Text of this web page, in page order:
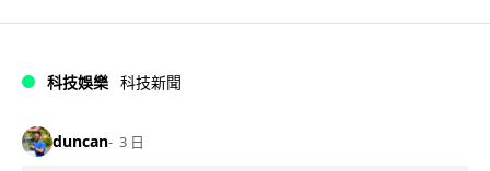
科技娛樂 科技新聞
duncan 3 日